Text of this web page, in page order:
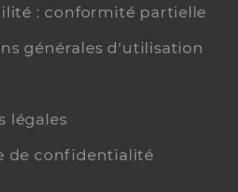
: conformité partielle
générales d'utilisation
légales
de confidentialité